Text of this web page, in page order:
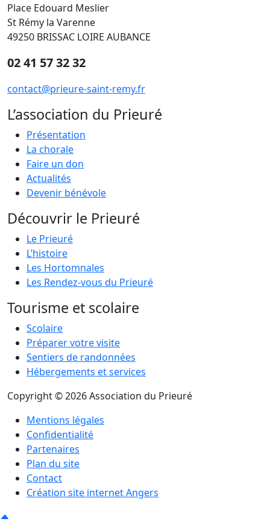
Place Edouard Meslier
St Rémy la Varenne
49250 BRISSAC LOIRE AUBANCE
02 41 57 32 32
contact@prieure-saint-remy.fr
L’association du Prieuré
Présentation
La chorale
Faire un don
Actualités
Devenir bénévole
Découvrir le Prieuré
Le Prieuré
L’histoire
Les Hortomnales
Les Rendez-vous du Prieuré
Tourisme et scolaire
Scolaire
Préparer votre visite
Sentiers de randonnées
Hébergements et services
Copyright © 2026 Association du Prieuré
Mentions légales
Confidentialité
Partenaires
Plan du site
Contact
Création site internet Angers